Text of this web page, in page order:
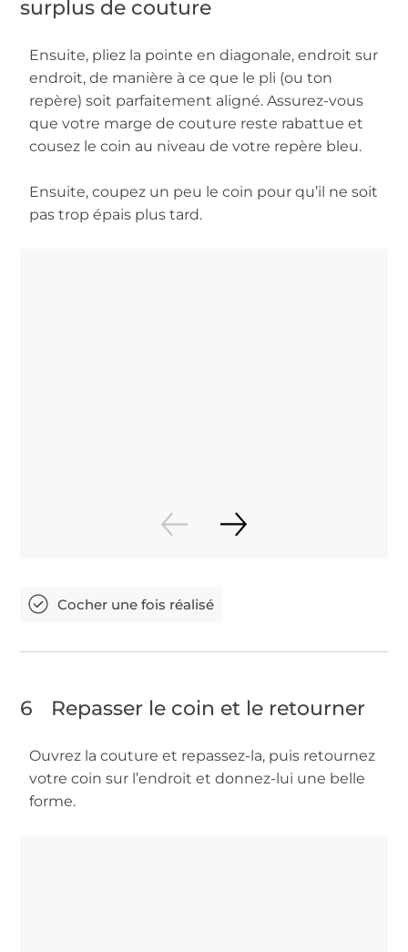
surplus de couture
Ensuite, pliez la pointe en diagonale, endroit sur
endroit, de manière à ce que le pli (ou ton
repère) soit parfaitement aligné. Assurez-vous
que votre marge de couture reste rabattue et
cousez le coin au niveau de votre repère bleu.
Ensuite, coupez un peu le coin pour qu’il ne soit
pas trop épais plus tard.
6 Repasser le coin et le retourner
Ouvrez la couture et repassez-la, puis retournez
votre coin sur l’endroit et donnez-lui une belle
forme.